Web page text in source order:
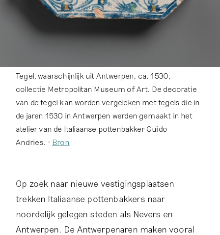
Tegel, waarschijnlijk uit Antwerpen, ca. 1530,
collectie Metropolitan Museum of Art. De decoratie
van de tegel kan worden vergeleken met tegels die in
de jaren 1530 in Antwerpen werden gemaakt in het
atelier van de Italiaanse pottenbakker Guido
Andries. • Bron
Op zoek naar nieuwe vestigingsplaatsen
trekken Italiaanse pottenbakkers naar
noordelijk gelegen steden als Nevers en
Antwerpen. De Antwerpenaren maken vooral